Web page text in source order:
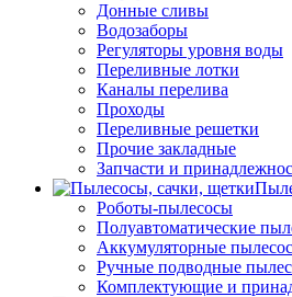
Донные сливы
Водозаборы
Регуляторы уровня воды
Переливные лотки
Каналы перелива
Проходы
Переливные решетки
Прочие закладные
Запчасти и
Роботы-пылесосы
Полуавтоматические
Аккумуляторные
Ручные подводные
Комплектующие и